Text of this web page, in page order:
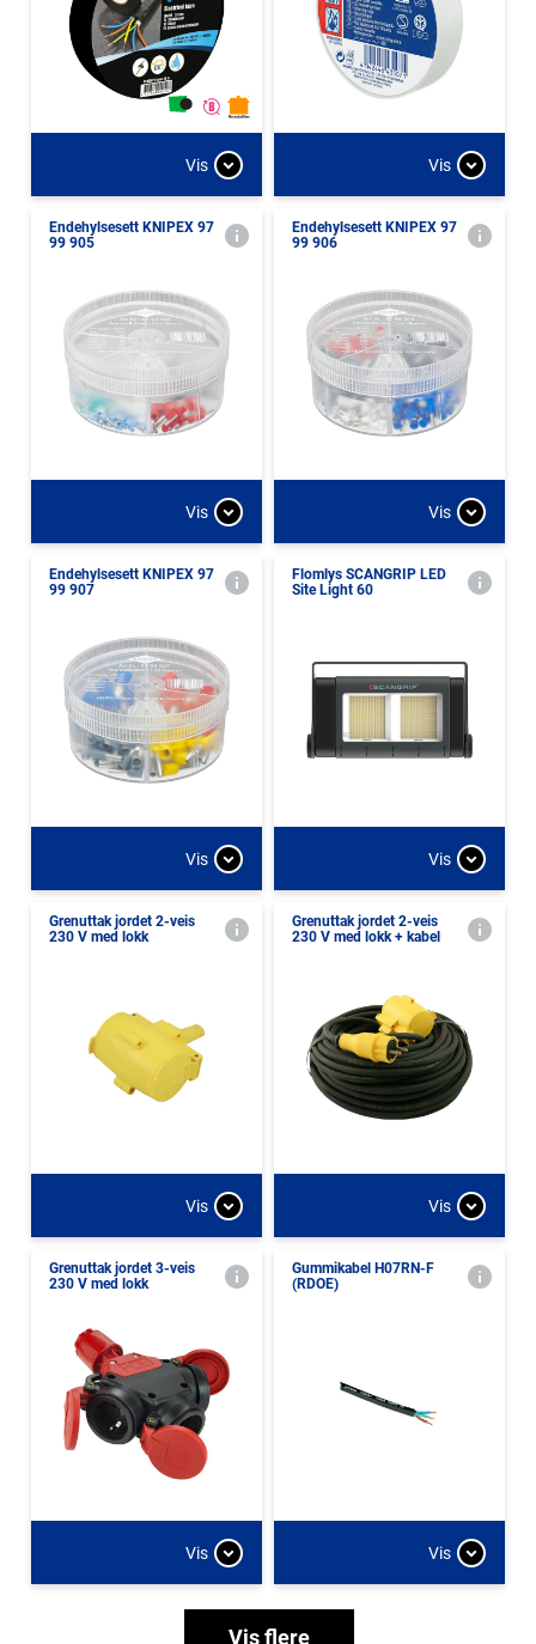
Vis Vis
Endehylsesett KNIPEX 97
99 905
Vis
Endehylsesett KNIPEX 97
99 906
Vis
Endehylsesett KNIPEX 97
99 907
Vis
Flomlys SCANGRIP LED
Site Light 60
Vis
Grenuttak jordet 2-veis
230 V med lokk
Vis
Grenuttak jordet 2-veis
230 V med lokk + kabel
Vis
Grenuttak jordet 3-veis
230 V med lokk
Vis
Gummikabel H07RN-F
(RDOE)
Vis
Vis flere